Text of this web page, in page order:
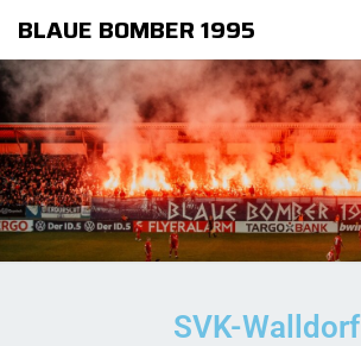
BLAUE BOMBER 1995
SVK-Walldorf